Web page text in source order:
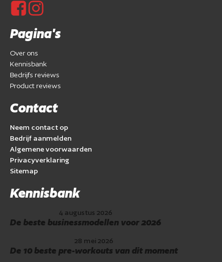
Pagina's
Over ons
Kennisbank
Bedrijfs reviews
Product reviews
Contact
Neem contact op
Bedrijf aanmelden
Algemene voorwaarden
Privacyverklaring
Sitemap
Kennisbank
4 augustus 2026
De beste businessmodellen voor 2026
28 mei 2026
De 10 beste pre-workouts van dit moment